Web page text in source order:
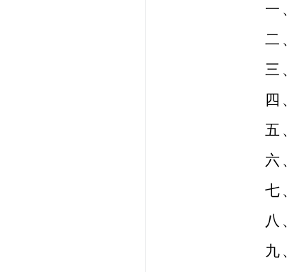
一
二
三
四
五
六
七
八
九